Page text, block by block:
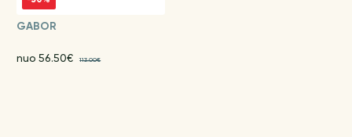
GABOR
nuo 56.50€ 113.00€